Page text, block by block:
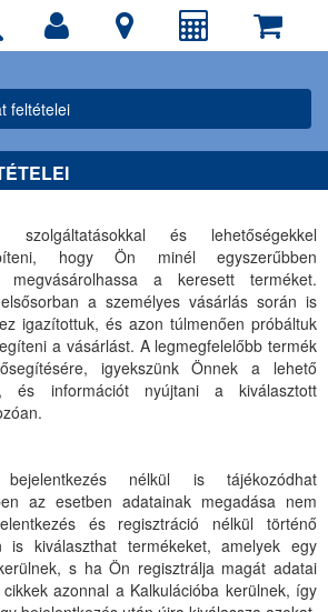
feltételei
szolgáltatásokkal és lehetőségekkel
hogy Ön minél egyszerűbben
megvásárolhassa a keresett terméket.
a személyes vásárlás során is
igazítottuk, és azon túlmenően próbáltuk
a vásárlást. A legmegfelelőbb termék
igyekszünk Önnek a lehető
és információt nyújtani a kiválasztott
nélkül is tájékozódhat
az esetben adatainak megadása nem
és regisztráció nélkül történő
is kiválaszthat termékeket, amelyek egy
s ha Ön regisztrálja magát adatai
azonnal a Kalkulációba kerülnek, így